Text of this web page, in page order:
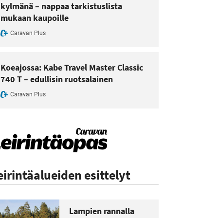
kylmänä – nappaa tarkistuslista
mukaan kaupoille
Caravan Plus
Koeajossa: Kabe Travel Master Classic
740 T – edullisin ruotsalainen
Caravan Plus
esittelyt
Lampien rannalla